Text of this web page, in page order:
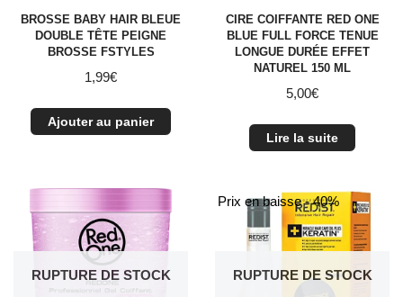
BROSSE BABY HAIR BLEUE
DOUBLE TÊTE PEIGNE
BROSSE FSTYLES
1,99€
Ajouter au panier
CIRE COIFFANTE RED ONE
BLUE FULL FORCE TENUE
LONGUE DURÉE EFFET
NATUREL 150 ML
5,00€
Lire la suite
RUPTURE DE STOCK
Prix en baisse - 40%
RUPTURE DE STOCK